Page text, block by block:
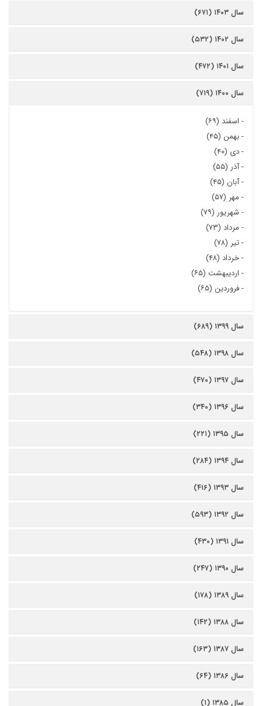
سال ۱۴۰۳ (۶۷۱)
سال ۱۴۰۲ (۵۳۲)
سال ۱۴۰۱ (۴۷۲)
سال ۱۴۰۰ (۷۱۹)
- اسفند (۶۹)
-بهمن (۴۵)
-دی (۴۰)
-آذر (۵۵)
-آبان (۴۵)
- مهر (۵۷)
- شهریور (۷۹)
- مرداد (۷۳)
-تیر (۷۸)
-خرداد (۴۸)
- اردیبهشت (۶۵)
-فروردین (۶۵)
سال ۱۳۹۹ (۶۸۹)
سال ۱۳۹۸ (۵۴۸)
سال ۱۳۹۷ (۴۷۰)
سال ۱۳۹۶ (۳۴۰)
سال ۱۳۹۵ (۲۲۱)
سال ۱۳۹۴ (۲۸۴)
سال ۱۳۹۳ (۴۱۶)
سال ۱۳۹۲ (۵۹۳)
سال ۱۳۹۱ (۴۳۰)
سال ۱۳۹۰ (۲۴۷)
سال ۱۳۸۹ (۱۷۸)
سال ۱۳۸۸ (۱۴۲)
سال ۱۳۸۷ (۱۶۳)
سال ۱۳۸۶ (۶۴)
سال ۱۳۸۵ (۱)